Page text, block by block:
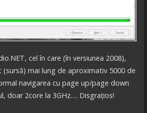
cel în care (în versiunea 2008),
(sursă) mai lung de aproximativ 5000 de
navigarea cu page up/page down
doar 2core la 3GHz…. Disgrațios!